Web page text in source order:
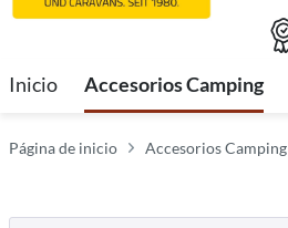
Inicio Accesorios Camping
Página de inicio Accesorios Camping